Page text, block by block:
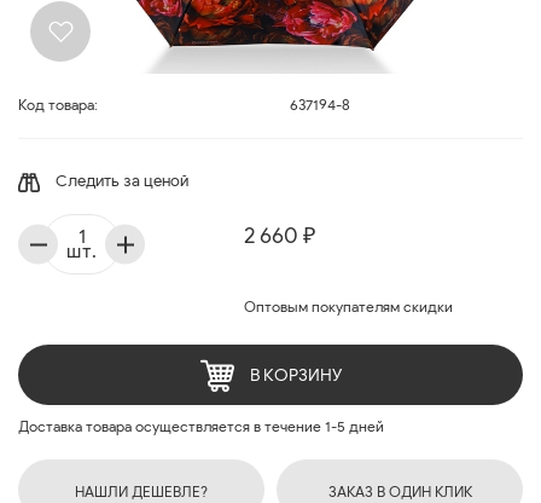
Код товара: 637194-8
Следить за ценой
2 660 ₽
Оптовым покупателям скидки
шт.
В КОРЗИНУ
Доставка товара осуществляется в течение 1-5 дней
НАШЛИ ДЕШЕВЛЕ? ЗАКАЗ В ОДИН КЛИК